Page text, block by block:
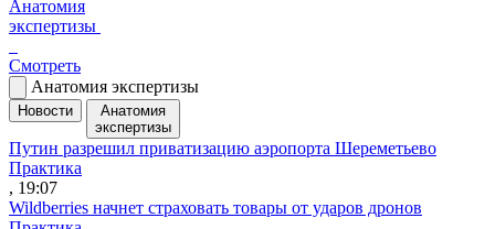
Анатомия
экспертизы
Смотреть
Анатомия экспертизы
Новости
Анатомия
экспертизы
Путин разрешил приватизацию аэропорта Шереметьево
Практика
, 19:07
Wildberries начнет страховать товары от ударов дронов